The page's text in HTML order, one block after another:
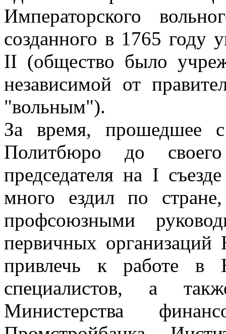
Императорского
созданного в 1765 году
II (общество было
независимой от
"вольным").
За время, прошедшее
Политбюро до своего
председателя на I
много ездил по
профсоюзными
первичных
привлечь к работе
специалистов, а
Министерства